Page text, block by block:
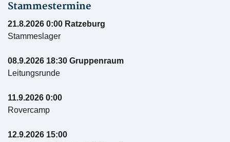
Stammestermine
21.8.2026 0:00 Ratzeburg
Stammeslager
08.9.2026 18:30 Gruppenraum
Leitungsrunde
11.9.2026 0:00
Rovercamp
12.9.2026 15:00